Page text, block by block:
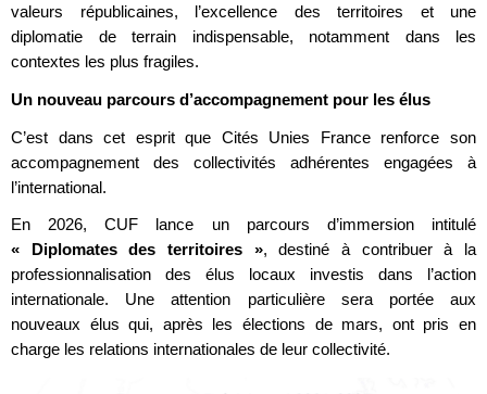
valeurs républicaines, l’excellence des territoires et une
diplomatie de terrain indispensable, notamment dans les
contextes les plus fragiles.
Un nouveau parcours d’accompagnement pour les élus
C’est dans cet esprit que Cités Unies France renforce son
accompagnement des collectivités adhérentes engagées à
l’international.
En 2026, CUF lance un parcours d’immersion intitulé
« Diplomates des territoires », destiné à contribuer à la
professionnalisation des élus locaux investis dans l’action
internationale. Une attention particulière sera portée aux
nouveaux élus qui, après les élections de mars, ont pris en
charge les relations internationales de leur collectivité.